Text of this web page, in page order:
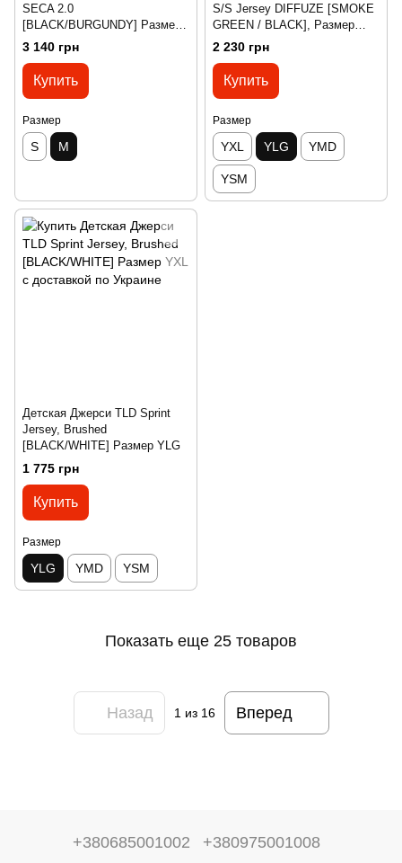
SECA 2.0
[BLACK/BURGUNDY] Размер
M
3 140 грн
Купить
Размер
S M
S/S Jersey DIFFUZE [SMOKE
GREEN / BLACK], Размер
YLG
2 230 грн
Купить
Размер
YXL YLG YMD
YSM
Детская Джерси TLD Sprint
Jersey, Brushed
[BLACK/WHITE] Размер YLG
1 775 грн
Купить
Размер
YLG YMD YSM
Показать еще 25 товаров
Назад 1 из 16 Вперед
+380685001002 +380975001008